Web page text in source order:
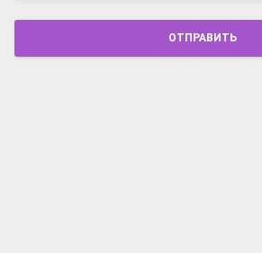
ОТПРАВИТЬ